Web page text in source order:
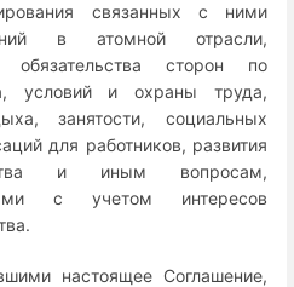
связанных с ними
в атомной отрасли,
сторон по
условий и охраны труда,
занятости, социальных
для работников, развития
и иным вопросам,
с учетом интересов
настоящее Соглашение,